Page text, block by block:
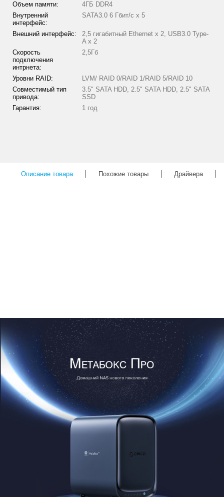
Объем памяти:
4ГБ DDR4
Внутренний
интерфейс:
SATA3.0 6 Гбит/с x 5
Внешний интерфейс:
2,5 гигабитный Ethernet x 2, USB3.0 Type-
A x 2
Скорость
подключения
интрнета:
2,5Гб
Уровни RAID:
LVM/ RAID 0/RAID 1/RAID 5/RAID 10
Совместимый тип
привода:
3.5" SATA HDD, 2.5" SATA HDD, 2.5" SATA
SSD
Гарантия:
1 год
Описание товара Похожие товары Драйвера